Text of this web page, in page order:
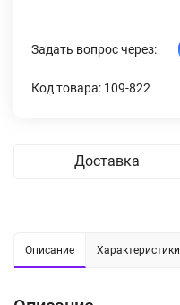
Задать вопрос через:
Код товара: 109-822
Доставка
Описание Характеристики